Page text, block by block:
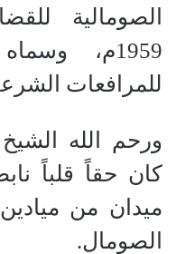
الصومالية
1959م، وسماه
للمرافعات
ورحم الله
كان حقاً قلباً
ميدان من ميادين
الصومال.